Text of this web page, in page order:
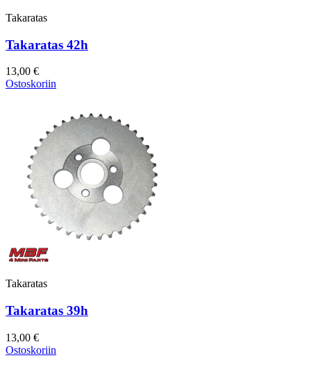
Takaratas
Takaratas 42h
13,00 €
Ostoskoriin
Takaratas
Takaratas 39h
13,00 €
Ostoskoriin